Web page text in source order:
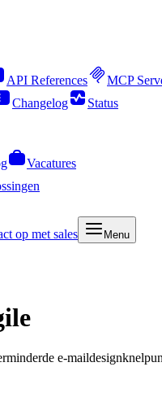
API References MCP
Changelog
Status
Vacatures
op met sales Menu
e-